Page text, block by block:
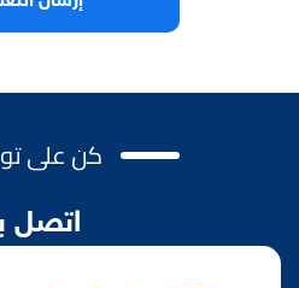
كن على
اتصل